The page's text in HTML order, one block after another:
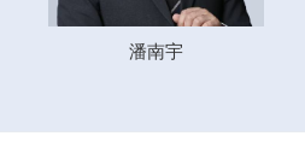
潘南宇